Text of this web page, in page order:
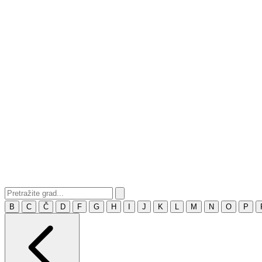
B C Č D F G H J K M N O P